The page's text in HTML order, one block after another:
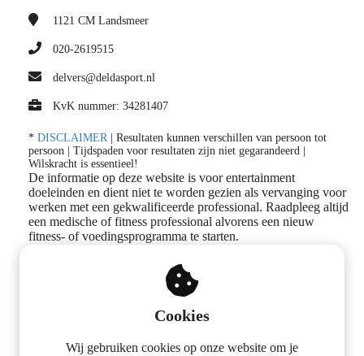
1121 CM Landsmeer
020-2619515
delvers@deldasport.nl
KvK nummer: 34281407
* DISCLAIMER| Resultaten kunnen verschillen van persoon tot
persoon | Tijdspaden voor resultaten zijn niet gegarandeerd |
Wilskracht is essentieel!
De informatie op deze website is voor entertainment
doeleinden en dient niet te worden gezien als vervanging voor
werken met een gekwalificeerde professional. Raadpleeg altijd
een medische of fitness professional alvorens een nieuw
fitness- of voedingsprogramma te starten.
Volg ons op social media
Cookies
Wij gebruiken cookies op onze website om je